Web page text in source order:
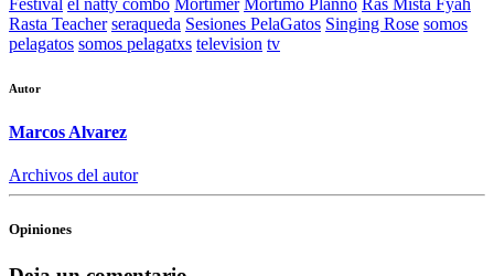
Festival el natty combo Mortimer Mortimo Planno Ras Mista Fyah
Rasta Teacher seraqueda Sesiones PelaGatos Singing Rose somos
pelagatos somos pelagatxs television tv
Autor
Marcos Alvarez
Archivos del autor
Opiniones